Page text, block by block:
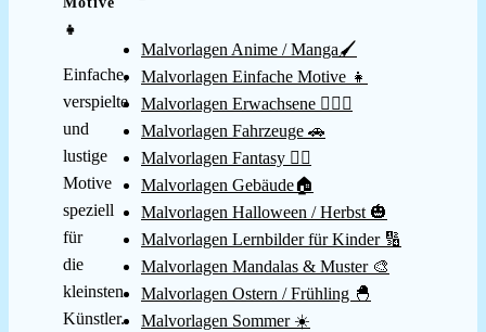
👧
Einfache,
verspielte
und
lustige
Motive
speziell
für
die
kleinsten
Künstler.
Malvorlagen Anime / Manga🖌️
Malvorlagen Einfache Motive 👧
Malvorlagen Erwachsene 👱🏻‍♀️
Malvorlagen Fahrzeuge 🚗
Malvorlagen Fantasy 🧚‍♀️
Malvorlagen Gebäude🏠
Malvorlagen Halloween / Herbst 🎃
Malvorlagen Lernbilder für Kinder 🔢
Malvorlagen Mandalas & Muster 🎨
Malvorlagen Ostern / Frühling 🐣
Malvorlagen Sommer ☀️